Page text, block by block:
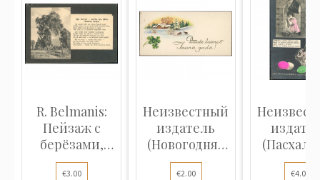
R. Belmanis:
Пейзаж с
берёзами,
стихотворение...
€3.00
Неизвестный
издатель
(Новогодняя
карточка): З...
€2.00 €4.00